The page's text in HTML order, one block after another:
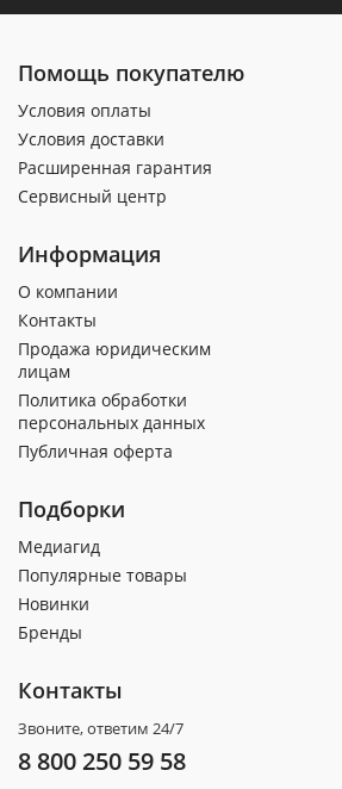
Помощь покупателю
Условия оплаты
Условия доставки
Расширенная гарантия
Сервисный центр
Информация
О компании
Контакты
Продажа юридическим
лицам
Политика обработки
персональных данных
Публичная оферта
Подборки
Медиагид
Популярные товары
Новинки
Бренды
Контакты
Звоните, ответим 24/7
8 800 250 59 58